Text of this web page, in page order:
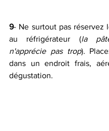
9- Ne surtout pas réservez
au réfrigérateur (la
n'apprécie pas trop).
dans un endroit frais,
dégustation.